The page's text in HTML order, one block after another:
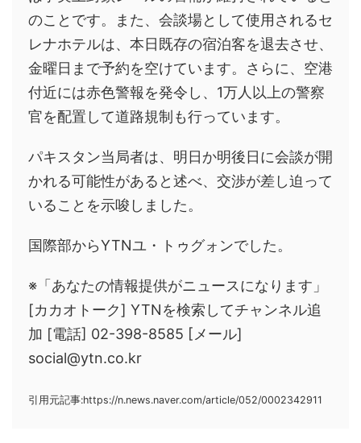
のことです。また、会談場として使用されるセ
レナホテルは、本日既存の宿泊客を退去させ、
金曜日まで予約を空けています。さらに、空港
付近には赤色警報を発令し、1万人以上の警察
官を配置して道路規制も行っています。
パキスタン当局者は、明日か明後日に会談が開
かれる可能性があると述べ、交渉が差し迫って
いることを示唆しました。
国際部からYTNユ・トゥグォンでした。
※「あなたの情報提供がニュースになります」
[カカオトーク] YTNを検索してチャンネル追
加 [電話] 02-398-8585 [メール]
social@ytn.co.kr
引用元記事:https://n.news.naver.com/article/052/0002342911